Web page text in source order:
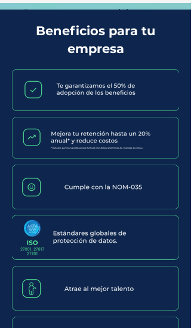
Descuentos en servicios
médicos.
Beneficios para tu
empresa